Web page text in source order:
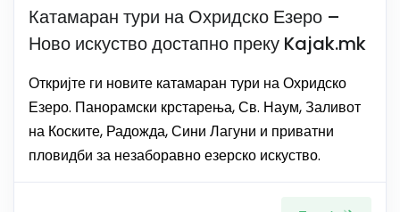
Катамаран тури на Охридско Езеро –
Ново искуство достапно преку Kajak.mk
Откријте ги новите катамаран тури на Охридско
Езеро. Панорамски крстарења, Св. Наум, Заливот
на Коските, Радожда, Сини Лагуни и приватни
пловидби за незаборавно езерско искуство.